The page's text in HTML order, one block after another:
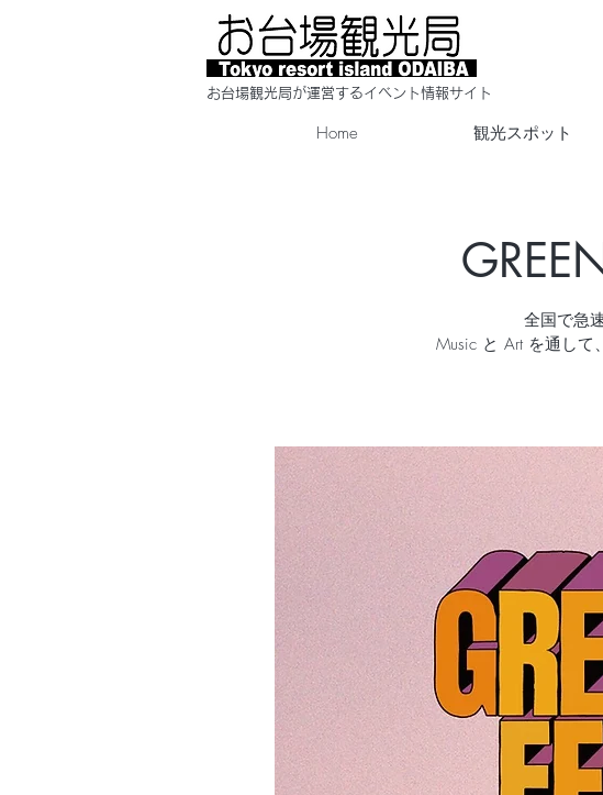
​お台場観光局が運営するイベント情報サイト
Home 観光スポット
全国で急
Music と Art を通して